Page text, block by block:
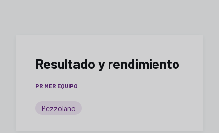
Resultado y rendimiento
PRIMER EQUIPO
Pezzolano